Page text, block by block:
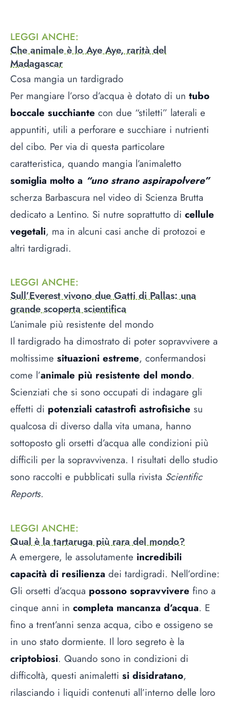
LEGGI ANCHE:
Che animale è lo Aye Aye, rarità del
Madagascar
Cosa mangia un tardigrado
Per mangiare l’orso d’acqua è dotato di un tubo
boccale succhiante con due “stiletti” laterali e
appuntiti, utili a perforare e succhiare i nutrienti
del cibo. Per via di questa particolare
caratteristica, quando mangia l’animaletto
somiglia molto a “uno strano aspirapolvere”
scherza Barbascura nel video di Scienza Brutta
dedicato a Lentino. Si nutre soprattutto di cellule
vegetali, ma in alcuni casi anche di protozoi e
altri tardigradi.
LEGGI ANCHE:
Sull’Everest vivono due Gatti di Pallas: una
grande scoperta scientifica
L’animale più resistente del mondo
Il tardigrado ha dimostrato di poter sopravvivere a
moltissime situazioni estreme, confermandosi
come l’animale più resistente del mondo.
Scienziati che si sono occupati di indagare gli
effetti di potenziali catastrofi astrofisiche su
qualcosa di diverso dalla vita umana, hanno
sottoposto gli orsetti d’acqua alle condizioni più
difficili per la sopravvivenza. I risultati dello studio
sono raccolti e pubblicati sulla rivista Scientific
Reports.
LEGGI ANCHE:
Qual è la tartaruga più rara del mondo?
A emergere, le assolutamente incredibili
capacità di resilienza dei tardigradi. Nell’ordine:
Gli orsetti d’acqua possono sopravvivere fino a
cinque anni in completa mancanza d’acqua. E
fino a trent’anni senza acqua, cibo e ossigeno se
in uno stato dormiente. Il loro segreto è la
criptobiosi. Quando sono in condizioni di
difficoltà, questi animaletti si disidratano,
rilasciando i liquidi contenuti all’interno delle loro